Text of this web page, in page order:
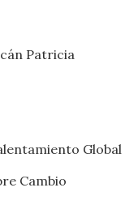
Patricia
Global
Cambio